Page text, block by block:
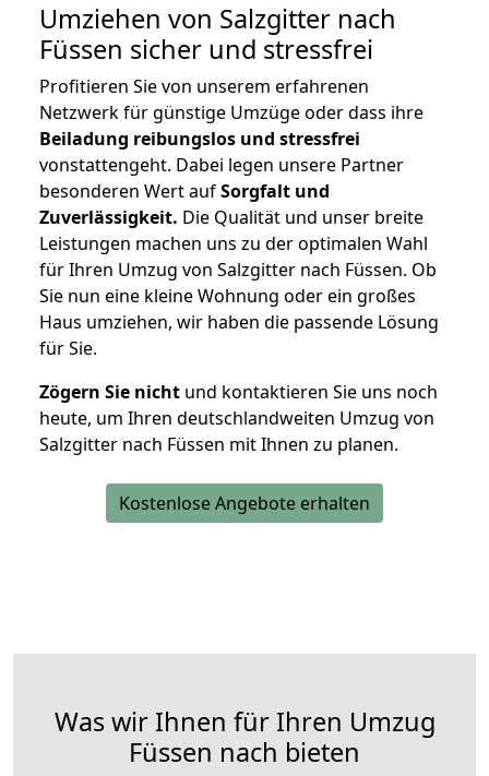
Umziehen von Salzgitter nach
Füssen sicher und stressfrei
Profitieren Sie von unserem erfahrenen
Netzwerk für günstige Umzüge oder dass ihre
Beiladung reibungslos und stressfrei
vonstattengeht. Dabei legen unsere Partner
besonderen Wert aufSorgfalt und
Zuverlässigkeit. Die Qualität und unser breite
Leistungen machen uns zu der optimalen Wahl
für Ihren Umzug von Salzgitter nach Füssen. Ob
Sie nun eine kleine Wohnung oder ein großes
Haus umziehen, wir haben die passende Lösung
für Sie.
Zögern Sie nicht und kontaktieren Sie uns noch
heute, um Ihren deutschlandweiten Umzug von
Salzgitter nach Füssen mit Ihnen zu planen.
Kostenlose Angebote erhalten
Was wir Ihnen für Ihren Umzug
Füssen nach bieten